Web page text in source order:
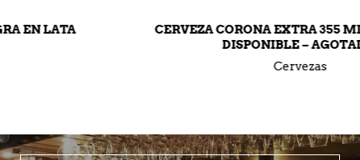
CERVEZA CORONA EXTRA 355 ML EN LATA (NO
DISPONIBLE – AGOTADA)